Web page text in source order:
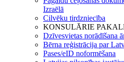
Izraēlā
Cilvēku tirdzniecība
KONSULĀRIE
Dzīvesvietas norādīšana
Bērna reģistrācija par
Pases/eID noformēšana